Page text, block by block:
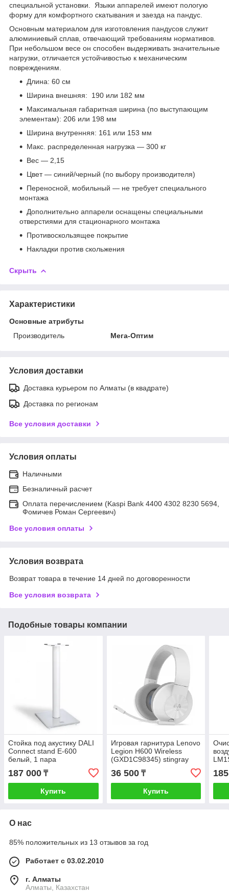
специальной установки. Языки аппарелей имеют пологую
форму для комфортного скатывания и заезда на пандус.
Основным материалом для изготовления пандусов служит
алюминиевый сплав, отвечающий требованиям нормативов.
При небольшом весе он способен выдерживать значительные
нагрузки, отличается устойчивостью к механическим
повреждениям.
Длина: 60 cм
Ширина внешняя: 190 или 182 мм
Максимальная габаритная ширина (по выступающим
элементам): 206 или 198 мм
Ширина внутренняя: 161 или 153 мм
Макс. распределенная нагрузка — 300 кг
Вес — 2,15
Цвет — синий/черный (по выбору производителя)
Переносной, мобильный — не требует специального
монтажа
Дополнительно аппарели оснащены специальными
отверстиями для стационарного монтажа
Противоскользящее покрытие
Накладки против скольжения
Скрыть
Характеристики
Основные атрибуты
Производитель
Мега-Оптим
Условия доставки
Доставка курьером по Алматы (в квадрате)
Доставка по регионам
Все условия доставки
Условия оплаты
Наличными
Безналичный расчет
Оплата перечислением (Kaspi Bank 4400 4302 8230 5694,
Фомичев Роман Сергеевич)
Все условия оплаты
Условия возврата
Возврат товара в течение 14 дней по договоренности
Все условия возврата
Подобные товары компании
Стойка под акустику DALI
Connect stand E-600
белый, 1 пара
187 000 ₸
Купить
Игровая гарнитура Lenovo
Legion H600 Wireless
(GXD1C98345) stingray
36 500₸
Купить
О нас
85% положительных из 13 отзывов за год
Работает с 03.02.2010
г. Алматы
Алматы, Казахстан